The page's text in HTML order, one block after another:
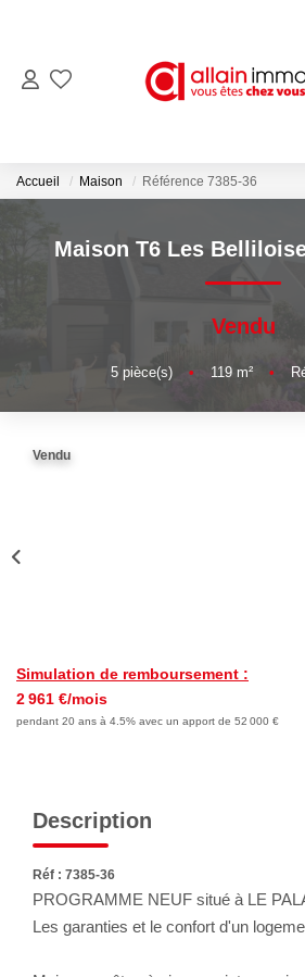
LOCATIONS
ESTIMATION
NOS
Accueil Maison Référence 7385-36
Maison T6 Les
Vendu
5 pièce(s) • 119 m² •
Vendu
Simulation de remboursement :
2 961 €/mois
pendant 20 ans à 4.5% avec un apport de 52 000 €
Description
Réf : 7385-36
PROGRAMME NEUF situé à LE
Les garanties et le confort d'un